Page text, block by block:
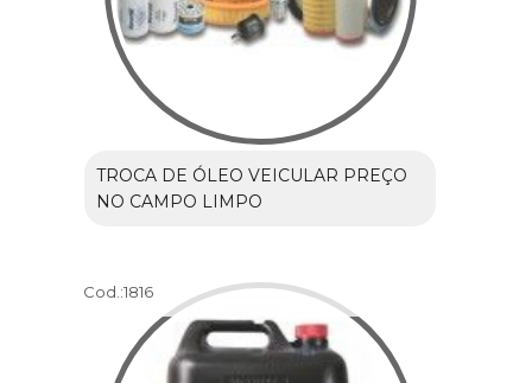
TROCA DE ÓLEO VEICULAR PREÇO
NO CAMPO LIMPO
Cod.:1816